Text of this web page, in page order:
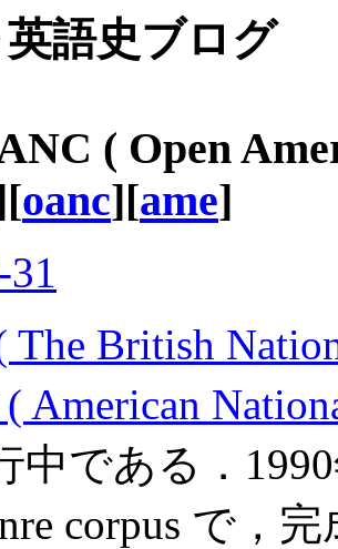
英語史ブログ
( Open
oanc][ame]
The British
American
中である．
corpus で，